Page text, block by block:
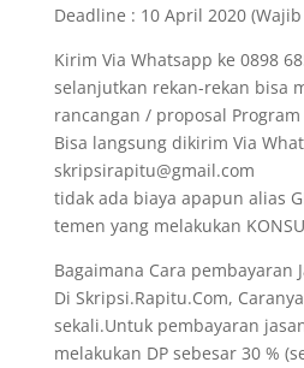
Deadline : 10 April 2020
Kirim Via Whatsapp ke 0898
selanjutkan rekan-rekan bisa
rancangan / proposal
Bisa langsung dikirim Via
skripsirapitu@gmail.com
tidak ada biaya apapun alias
temen yang melakukan
Bagaimana Cara pembayaran
Di Skripsi.Rapitu.Com,
sekali.Untuk pembayaran
melakukan DP sebesar 30 %